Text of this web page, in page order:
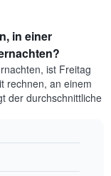
in einer
ist Freitag
rechnen, an einem
der durchschnittliche